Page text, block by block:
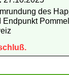
des
Endpunkt